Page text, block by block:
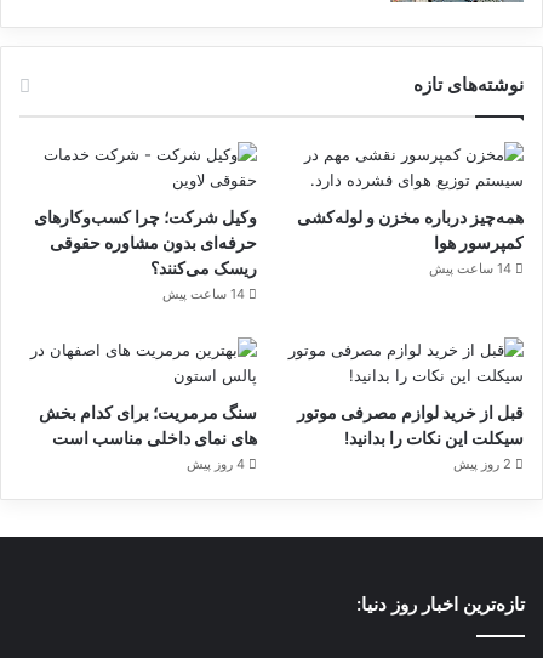
اینترنتی شورای امنیت را با حذف ادعای تشکیل
این امر خصوصاً با توجه به ابهام مطلق موجود در
فلسفه و هدف قطعنامه‌های منسوخ‌شده، اعتبار
آنها و ساز و کار خاتمه آنها ضرورت مضاعفی دارد.
از همه کشورهای عضو سازمان ملل متحد انتظار
می‌رود با در نظر گرفتن ماهیت غیرقانونی حرکت
سه کشور اروپایی، ایراد رویه‌ای مشهود در اقدام
آنها، عدم اتخاذ هرگونه تصمیم توسط شورای
امنیت برای تمدید قطعنامه ۲۲۳۱ یا بازگرداندن
قطعنامه‌های لغو شده، از هرگونه اثربخشی به
نوشته‌های تازه
همه‌چیز درباره مخزن و لوله‌کشی
کمپرسور هوا
14 ساعت پیش
وکیل شرکت؛ چرا کسب‌وکارهای
حرفه‌ای بدون مشاوره حقوقی
ریسک می‌کنند؟
14 ساعت پیش
قبل از خرید لوازم مصرفی موتور
سیکلت این نکات را بدانید!
2 روز پیش
سنگ مرمریت؛ برای کدام بخش
های نمای داخلی مناسب است
4 روز پیش
تازه‌ترین اخبار روز دنیا: